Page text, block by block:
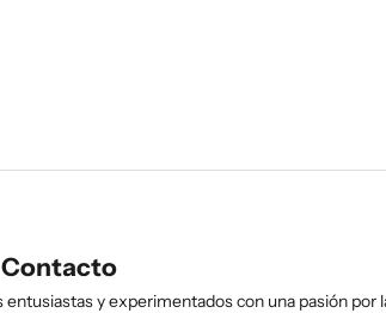
Contacto
y experimentados con una pasión por